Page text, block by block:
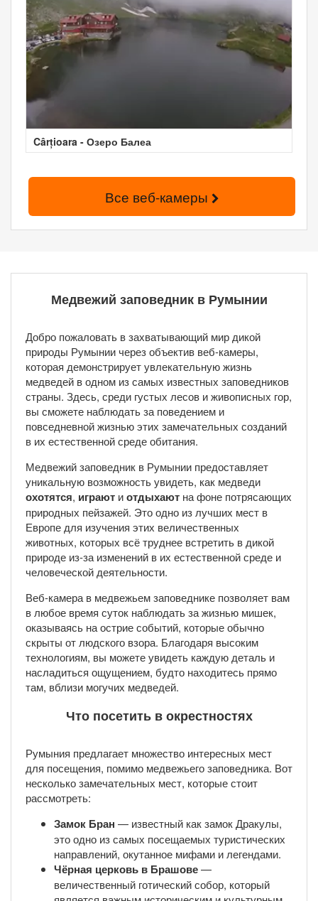
Cârțioara - Озеро Балеа
Все веб-камеры
Медвежий заповедник в Румынии
Добро пожаловать в захватывающий мир дикой
природы Румынии через объектив веб-камеры,
которая демонстрирует увлекательную жизнь
медведей в одном из самых известных заповедников
страны. Здесь, среди густых лесов и живописных гор,
вы сможете наблюдать за поведением и
повседневной жизнью этих замечательных созданий
в их естественной среде обитания.
Медвежий заповедник в Румынии предоставляет
уникальную возможность увидеть, как медведи
охотятся, играют иотдыхают на фоне потрясающих
природных пейзажей. Это одно из лучших мест в
Европе для изучения этих величественных
животных, которых всё труднее встретить в дикой
природе из-за изменений в их естественной среде и
человеческой деятельности.
Веб-камера в медвежьем заповеднике позволяет вам
в любое время суток наблюдать за жизнью мишек,
оказываясь на острие событий, которые обычно
скрыты от людского взора. Благодаря высоким
технологиям, вы можете увидеть каждую деталь и
насладиться ощущением, будто находитесь прямо
там, вблизи могучих медведей.
Что посетить в окрестностях
Румыния предлагает множество интересных мест
для посещения, помимо медвежьего заповедника. Вот
несколько замечательных мест, которые стоит
рассмотреть:
Замок Бран — известный как замок Дракулы,
это одно из самых посещаемых туристических
направлений, окутанное мифами и легендами.
Чёрная церковь в Брашове—
величественный готический собор, который